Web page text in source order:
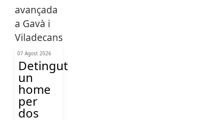
07 Agost 2026
Detingut
un
home
per
dos